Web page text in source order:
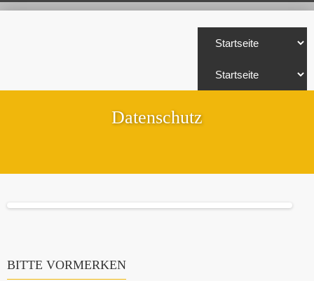
Datenschutz
BITTE VORMERKEN